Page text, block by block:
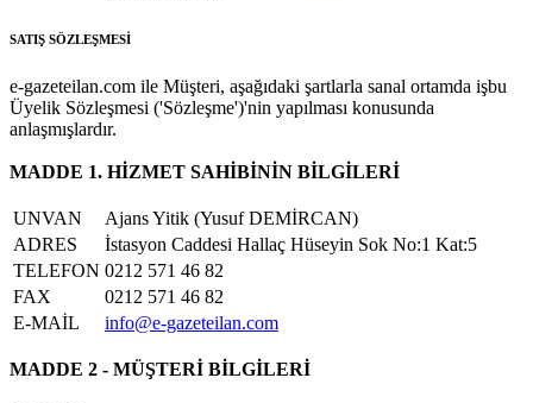
SATIŞ SÖZLEŞMESİ
e-gazeteilan.com ile Müşteri, aşağıdaki şartlarla sanal ortamda işbu
Üyelik Sözleşmesi ('Sözleşme')'nin yapılması konusunda
anlaşmışlardır.
MADDE 1. HİZMET SAHİBİNİN BİLGİLERİ
UNVAN
Ajans Yitik (Yusuf DEMİRCAN)
ADRES
İstasyon Caddesi Hallaç Hüseyin Sok No:1 Kat:5
TELEFON 0212 571 46 82
FAX
0212 571 46 82
E-MAİL
info@e-gazeteilan.com
MADDE 2 - MÜŞTERİ BİLGİLERİ